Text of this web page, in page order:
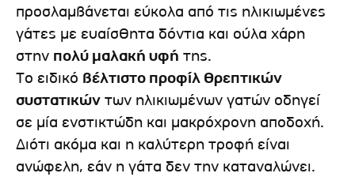
προσλαμβάνεται εύκολα από τις ηλικιωμένες
γάτες με ευαίσθητα δόντια και ούλα χάρη
στην πολύ μαλακή υφή της.
Το ειδικό βέλτιστο προφίλ θρεπτικών
συστατικών των ηλικιωμένων γατών οδηγεί
σε μία ενστικτώδη και μακρόχρονη αποδοχή.
Διότι ακόμα και η καλύτερη τροφή είναι
ανώφελη, εάν η γάτα δεν την καταναλώνει.